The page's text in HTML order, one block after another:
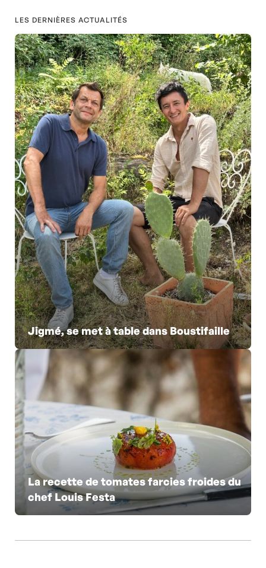
LES DERNIÈRES ACTUALITÉS
Jigmé, se met à table dans Boustifaille
La recette de tomates farcies froides du
chef Louis Festa